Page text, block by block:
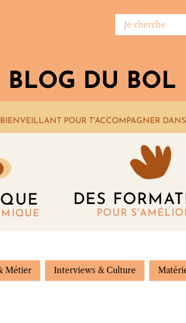
BLOG DU BOL
POUR T'ACCOMPAGNER
DES
POUR
Métier Interviews & Culture